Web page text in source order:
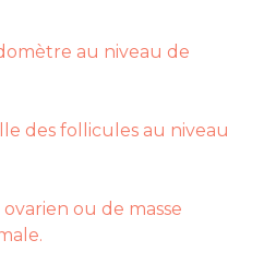
au niveau de
des follicules au niveau
ovarien ou de masse